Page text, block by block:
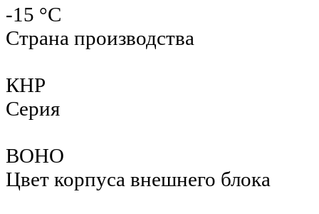
-15 °С
Страна производства
КНР
Серия
BOHO
Цвет корпуса внешнего блока